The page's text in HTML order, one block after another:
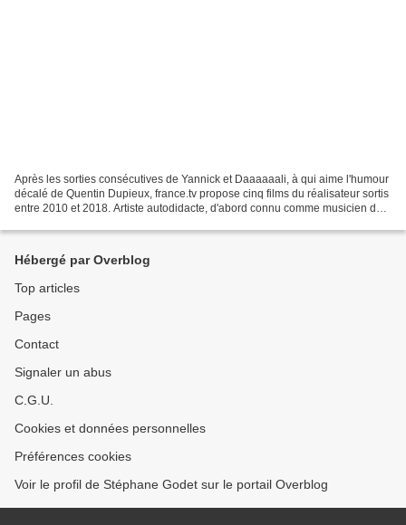
Après les sorties consécutives de Yannick et Daaaaaali, à qui aime l'humour
décalé de Quentin Dupieux, france.tv propose cinq films du réalisateur sortis
entre 2010 et 2018. Artiste autodidacte, d'abord connu comme musicien de
Hébergé par Overblog
Top articles
Pages
Contact
Signaler un abus
C.G.U.
Cookies et données personnelles
Préférences cookies
Voir le profil de Stéphane Godet sur le portail Overblog